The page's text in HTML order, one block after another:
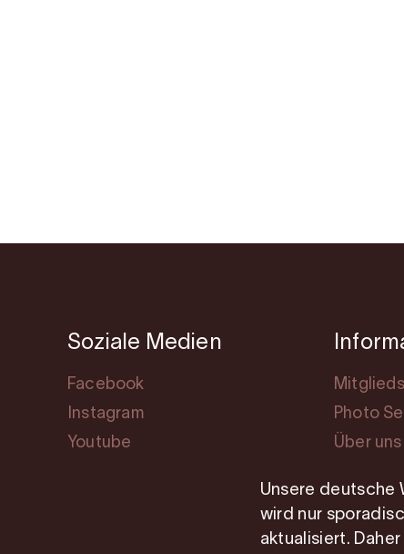
Unsere deutsche
wird nur
aktualisiert. Daher
Soziale Medien
Facebook
Instagram
Youtube
Photo
Über uns